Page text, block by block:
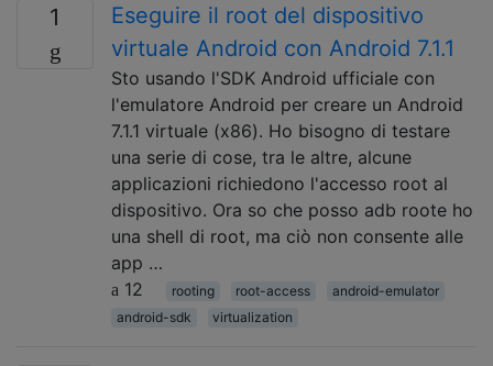
1
Eseguire il root del dispositivo
virtuale Android con Android 7.1.1
Sto usando l'SDK Android ufficiale con
l'emulatore Android per creare un Android
7.1.1 virtuale (x86). Ho bisogno di testare
una serie di cose, tra le altre, alcune
applicazioni richiedono l'accesso root al
dispositivo. Ora so che posso adb roote ho
una shell di root, ma ciò non consente alle
app …
12
rooting root-access
android-emulator
android-sdk
virtualization